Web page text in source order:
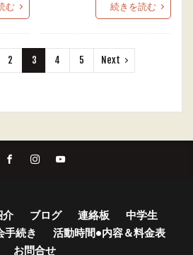
む 続きを読む
2 3 4 5 Next
介 ブログ 連絡板
中学生
手続き
活動時間•内容＆料金表
お問合せ